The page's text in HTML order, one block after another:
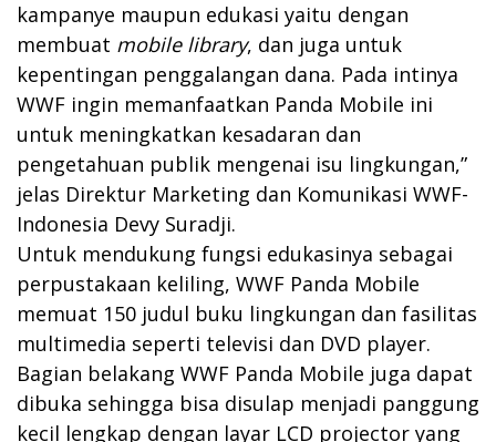
kampanye maupun edukasi yaitu dengan
membuat mobile library, dan juga untuk
kepentingan penggalangan dana. Pada intinya
WWF ingin memanfaatkan Panda Mobile ini
untuk meningkatkan kesadaran dan
pengetahuan publik mengenai isu lingkungan,”
jelas Direktur Marketing dan Komunikasi WWF-
Indonesia Devy Suradji.
Untuk mendukung fungsi edukasinya sebagai
perpustakaan keliling, WWF Panda Mobile
memuat 150 judul buku lingkungan dan fasilitas
multimedia seperti televisi dan DVD player.
Bagian belakang WWF Panda Mobile juga dapat
dibuka sehingga bisa disulap menjadi panggung
kecil lengkap dengan layar LCD projector yang